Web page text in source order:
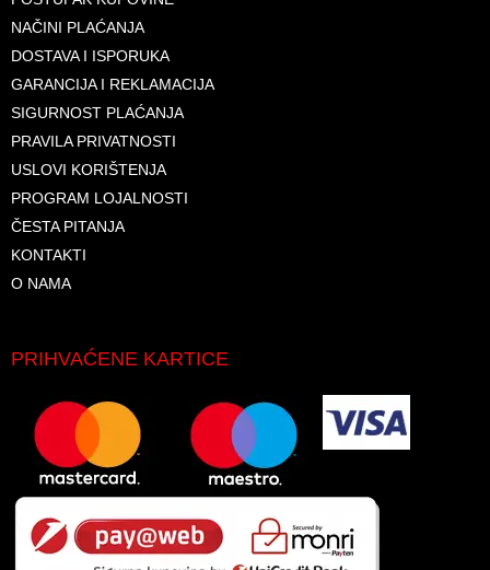
NAČINI PLAĆANJA
DOSTAVA I ISPORUKA
GARANCIJA I REKLAMACIJA
SIGURNOST PLAĆANJA
PRAVILA PRIVATNOSTI
USLOVI KORIŠTENJA
PROGRAM LOJALNOSTI
ČESTA PITANJA
KONTAKTI
O NAMA
PRIHVAĆENE KARTICE